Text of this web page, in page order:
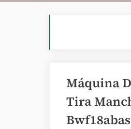
Máquina
Tira